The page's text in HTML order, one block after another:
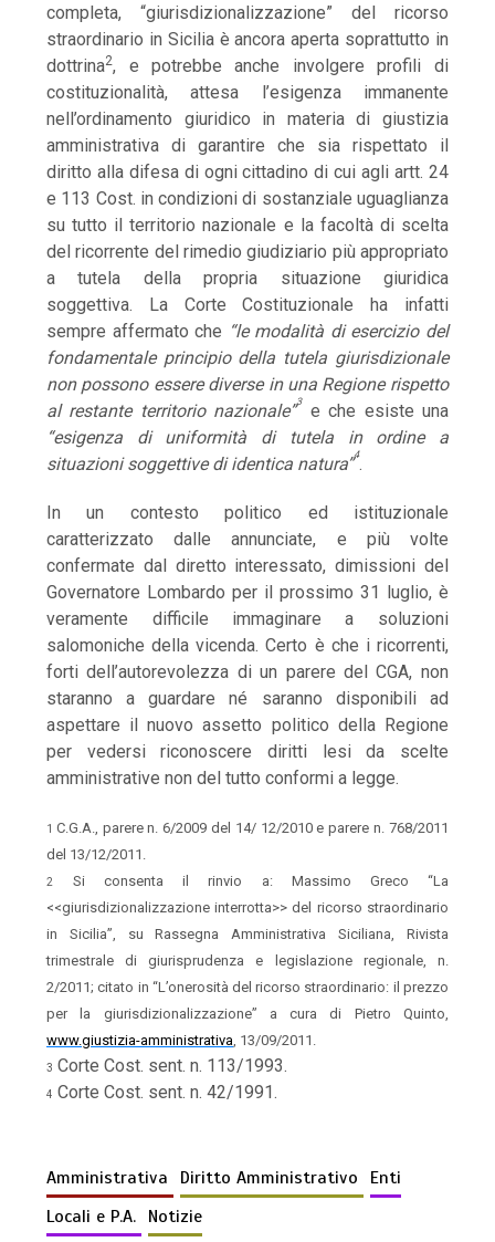
completa, “giurisdizionalizzazione” del ricorso
straordinario in Sicilia è ancora aperta soprattutto in
dottrina2, e potrebbe anche involgere profili di
costituzionalità, attesa l’esigenza immanente
nell’ordinamento giuridico in materia di giustizia
amministrativa di garantire che sia rispettato il
diritto alla difesa di ogni cittadino di cui agli artt. 24
e 113 Cost. in condizioni di sostanziale uguaglianza
su tutto il territorio nazionale e la facoltà di scelta
del ricorrente del rimedio giudiziario più appropriato
a tutela della propria situazione giuridica
soggettiva. La Corte Costituzionale ha infatti
sempre affermato che “le modalità di esercizio del
fondamentale principio della tutela giurisdizionale
non possono essere diverse in una Regione rispetto
al restante territorio nazionale”3
e che esiste una
“esigenza di uniformità di tutela in ordine a
situazioni soggettive di identica natura”4.
In un contesto politico ed istituzionale
caratterizzato dalle annunciate, e più volte
confermate dal diretto interessato, dimissioni del
Governatore Lombardo per il prossimo 31 luglio, è
veramente difficile immaginare a soluzioni
salomoniche della vicenda. Certo è che i ricorrenti,
forti dell’autorevolezza di un parere del CGA, non
staranno a guardare né saranno disponibili ad
aspettare il nuovo assetto politico della Regione
per vedersi riconoscere diritti lesi da scelte
amministrative non del tutto conformi a legge.
1 C.G.A., parere n. 6/2009 del 14/ 12/2010 e parere n. 768/2011
del 13/12/2011.
2
Si consenta il rinvio a: Massimo Greco “La
<<giurisdizionalizzazione interrotta>> del ricorso straordinario
in Sicilia”, su Rassegna Amministrativa Siciliana, Rivista
trimestrale di giurisprudenza e legislazione regionale, n.
2/2011; citato in “L’onerosità del ricorso straordinario: il prezzo
per la giurisdizionalizzazione” a cura di Pietro Quinto,
www.giustizia-amministrativa , 13/09/2011.
3 Corte Cost. sent. n. 113/1993.
4 Corte Cost. sent. n. 42/1991.
Amministrativa Diritto Amministrativo
Enti
Locali e P.A. Notizie